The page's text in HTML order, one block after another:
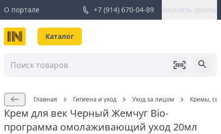
О портале +7 (914) 670-04-89 Заказать звонок
Каталог
Главная Гигиена и уход Уход за лицом Кремы,
Крем для век Черный Жемчуг Bio-
программа омолаживающий уход 20мл